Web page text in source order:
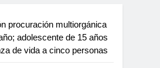
procuración multiorgánica
adolescente de 15 años
de vida a cinco personas